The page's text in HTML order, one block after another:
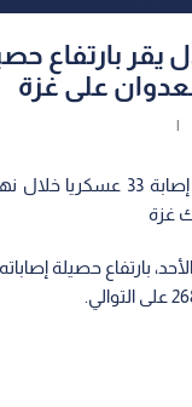
يقر بارتفاع
على غزة
|
غزة
بارتفاع حصيلة